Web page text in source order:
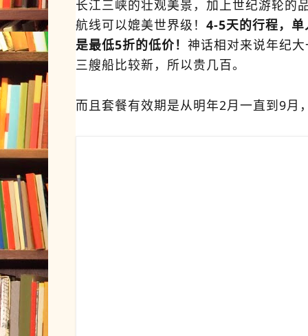
长江三峡的壮观美景，加上世纪游轮的
航线可以媲美世界级！ 4-5天的行程，
是最低5折的低价！ 神话相对来说年纪
三艘船比较新，所以贵几百。
而且套餐有效期是从明年2月一直到9月